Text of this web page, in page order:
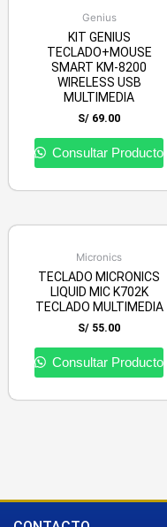
Genius
KIT GENIUS
TECLADO+MOUSE
SMART KM-8200
WIRELESS USB
MULTIMEDIA
S/ 69.00
Consultar Producto
Micronics
TECLADO MICRONICS
LIQUID MIC K702K
TECLADO MULTIMEDIA
S/ 55.00
Consultar Producto